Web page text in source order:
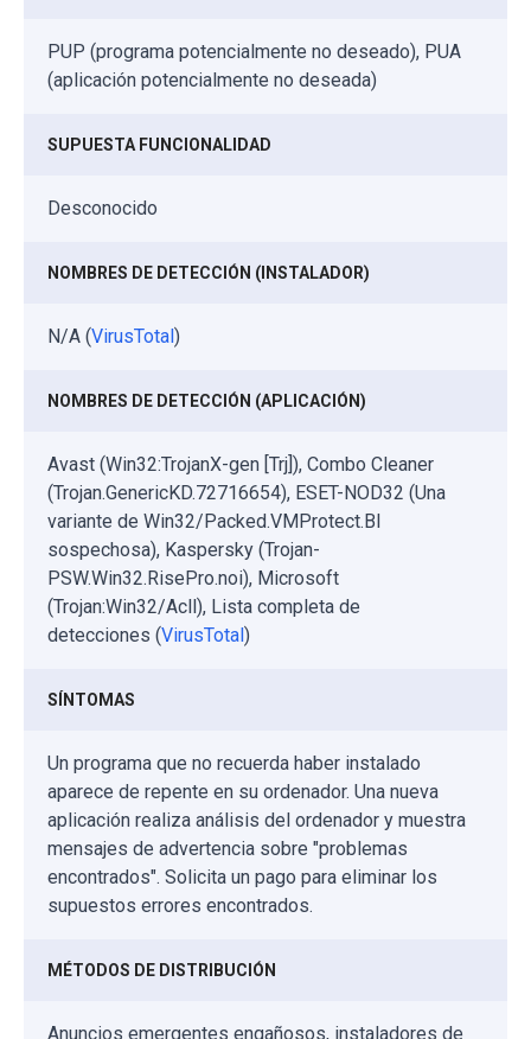
PUP (programa potencialmente no deseado), PUA
(aplicación potencialmente no deseada)
SUPUESTA FUNCIONALIDAD
Desconocido
NOMBRES DE DETECCIÓN (INSTALADOR)
N/A (VirusTotal)
NOMBRES DE DETECCIÓN (APLICACIÓN)
Avast (Win32:TrojanX-gen [Trj]), Combo Cleaner
(Trojan.GenericKD.72716654), ESET-NOD32 (Una
variante de Win32/Packed.VMProtect.BI
sospechosa), Kaspersky (Trojan-
PSW.Win32.RisePro.noi), Microsoft
(Trojan:Win32/Acll), Lista completa de
detecciones (VirusTotal)
SÍNTOMAS
Un programa que no recuerda haber instalado
aparece de repente en su ordenador. Una nueva
aplicación realiza análisis del ordenador y muestra
mensajes de advertencia sobre "problemas
encontrados". Solicita un pago para eliminar los
supuestos errores encontrados.
MÉTODOS DE DISTRIBUCIÓN
Anuncios emergentes engañosos, instaladores de